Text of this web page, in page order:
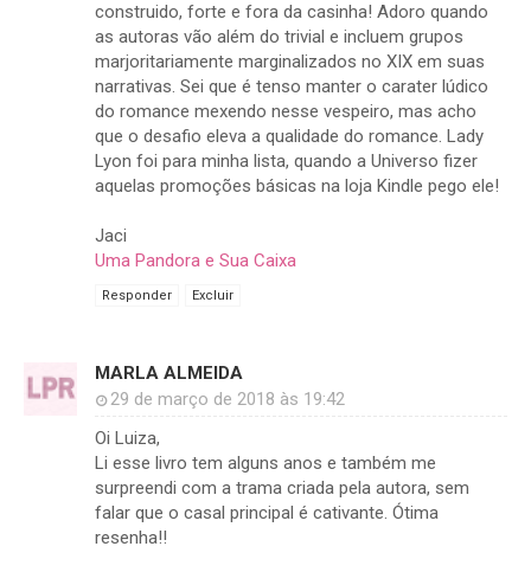
construido, forte e fora da casinha! Adoro quando
as autoras vão além do trivial e incluem grupos
marjoritariamente marginalizados no XIX em suas
narrativas. Sei que é tenso manter o carater lúdico
do romance mexendo nesse vespeiro, mas acho
que o desafio eleva a qualidade do romance. Lady
Lyon foi para minha lista, quando a Universo fizer
aquelas promoções básicas na loja Kindle pego ele!
Jaci
Uma Pandora e Sua Caixa
Responder Excluir
MARLA ALMEIDA
29 de março de 2018 às 19:42
Oi Luiza,
Li esse livro tem alguns anos e também me
surpreendi com a trama criada pela autora, sem
falar que o casal principal é cativante. Ótima
resenha!!